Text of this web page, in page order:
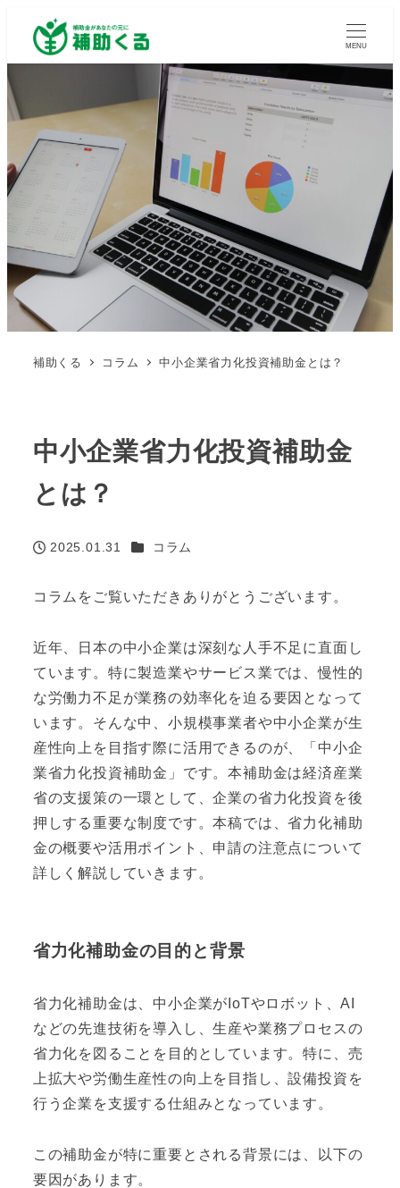
MENU
補助くる コラム 中小企業省力化投資補助金とは？
中小企業省力化投資補助金
とは？
投稿日
2025.01.31 カテゴリー
コラム
コラムをご覧いただきありがとうございます。
近年、日本の中小企業は深刻な人手不足に直面し
ています。特に製造業やサービス業では、慢性的
な労働力不足が業務の効率化を迫る要因となって
います。そんな中、小規模事業者や中小企業が生
産性向上を目指す際に活用できるのが、「中小企
業省力化投資補助金」です。本補助金は経済産業
省の支援策の一環として、企業の省力化投資を後
押しする重要な制度です。本稿では、省力化補助
金の概要や活用ポイント、申請の注意点について
詳しく解説していきます。
省力化補助金の目的と背景
省力化補助金は、中小企業がIoTやロボット、AI
などの先進技術を導入し、生産や業務プロセスの
省力化を図ることを目的としています。特に、売
上拡大や労働生産性の向上を目指し、設備投資を
行う企業を支援する仕組みとなっています。
この補助金が特に重要とされる背景には、以下の
要因があります。